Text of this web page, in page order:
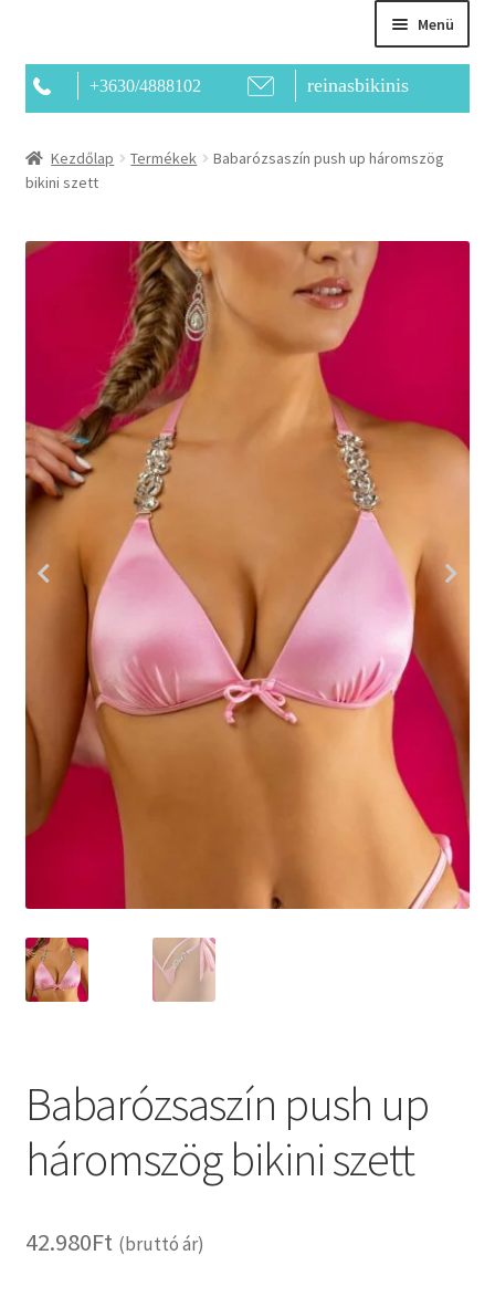
Menü
Bemutatkozás
Kapcsolat
+3630/4888102 reinasbikinis
Kezdőlap Termékek
Babarózsaszín push up háromszög
bikini szett
Babarózsaszín push up
háromszög bikini szett
42.980Ft (bruttó ár)